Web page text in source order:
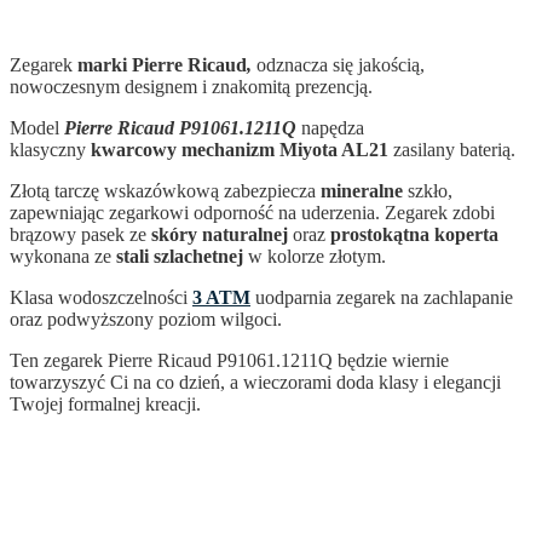
Zegarek marki Pierre Ricaud, odznacza się jakością,
nowoczesnym designem i znakomitą prezencją.
Model Pierre Ricaud P91061.1211Q napędza
klasyczny kwarcowy mechanizm Miyota AL21 zasilany baterią.
Złotą tarczę wskazówkową zabezpiecza mineralne szkło,
zapewniając zegarkowi odporność na uderzenia. Zegarek zdobi
brązowy pasek ze skóry naturalnej oraz prostokątna koperta
wykonana ze stali szlachetnej w kolorze złotym.
Klasa wodoszczelności 3 ATM uodparnia zegarek na zachlapanie
oraz podwyższony poziom wilgoci.
Ten zegarek Pierre Ricaud P91061.1211Q będzie wiernie
towarzyszyć Ci na co dzień, a wieczorami doda klasy i elegancji
Twojej formalnej kreacji.